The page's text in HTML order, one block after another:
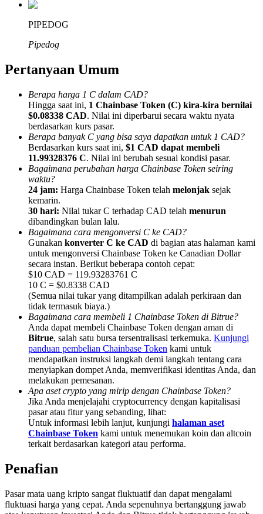
Referensi
Undang teman untuk mendapatkan imbalan tunai
BTC Welcome Rewards
BTC Welcome Rewards
Deposit & Trade BTC to Share 25000 USDT prize pool!
Deposit CASHCAT & Win
Share 500000 CASHCAT prize pool
Exclusive for BitMart Users
PIPEDOG
Pipedog
Pertanyaan Umum
Berapa harga 1 C dalam CAD?
Hingga saat ini, 1 Chainbase Token (C) kira-kira bernilai
$0.08338 CAD. Nilai ini diperbarui secara waktu nyata
berdasarkan kurs pasar.
Berapa banyak C yang bisa saya dapatkan untuk 1 CAD?
Berdasarkan kurs saat ini, $1 CAD dapat membeli
11.99328376 C. Nilai ini berubah sesuai kondisi pasar.
Bagaimana perubahan harga Chainbase Token seiring
waktu?
24 jam: Harga Chainbase Token telah melonjak sejak
kemarin.
30 hari: Nilai tukar C terhadap CAD telah menurun
dibandingkan bulan lalu.
Bagaimana cara mengonversi C ke CAD?
Gunakan konverter C ke CAD di bagian atas halaman kami
untuk mengonversi Chainbase Token ke Canadian Dollar
secara instan. Berikut beberapa contoh cepat:
$10 CAD = 119.93283761 C
10 C = $0.8338 CAD
(Semua nilai tukar yang ditampilkan adalah perkiraan dan
tidak termasuk biaya.)
Bagaimana cara membeli 1 Chainbase Token di Bitrue?
Anda dapat membeli Chainbase Token dengan aman di
Bitrue, salah satu bursa tersentralisasi terkemuka. Kunjungi
panduan pembelian Chainbase Token kami untuk
mendapatkan instruksi langkah demi langkah tentang cara
menyiapkan dompet Anda, memverifikasi identitas Anda, dan
melakukan pemesanan.
Apa aset crypto yang mirip dengan Chainbase Token?
Jika Anda menjelajahi cryptocurrency dengan kapitalisasi
pasar atau fitur yang sebanding, lihat:
Untuk informasi lebih lanjut, kunjungi halaman aset
Chainbase Token kami untuk menemukan koin dan altcoin
terkait berdasarkan kategori atau performa.
Penafian
Pasar mata uang kripto sangat fluktuatif dan dapat mengalami
fluktuasi harga yang cepat. Anda sepenuhnya bertanggung jawab